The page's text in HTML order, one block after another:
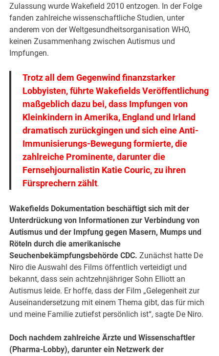
Zulassung wurde Wakefield 2010 entzogen. In der Folge
fanden zahlreiche wissenschaftliche Studien, unter
anderem von der Weltgesundheitsorganisation WHO,
keinen Zusammenhang zwischen Autismus und
Impfungen.
Trotz all dem Gegenwind finanzstarker
Lobbyisten, führte Wakefields Veröffentlichung
maßgeblich dazu bei, dass Impfungen von
Kleinkindern in Amerika, England und Irland
dramatisch zurückgingen und sich eine Anti-
Immunisierungs-Bewegung formierte, die
zahlreiche Prominente, darunter die
Fernsehjournalistin Katie Couric, zu ihren
Fürsprechern zählt.
Wakefields Dokumentation beschäftigt sich mit der
Unterdrückung von Informationen zur Verbindung von
Autismus und der Impfung gegen Masern, Mumps und
Röteln durch die amerikanische
Seuchenbekämpfungsbehörde CDC. Zunächst hatte De
Niro die Auswahl des Films öffentlich verteidigt und
bekannt, dass sein achtzehnjähriger Sohn Elliott an
Autismus leide. Er hoffe, dass der Film „Gelegenheit zur
Auseinandersetzung mit einem Thema gibt, das für mich
und meine Familie zutiefst persönlich ist“, sagte De Niro.
Doch nachdem zahlreiche Ärzte und Wissenschaftler
(Pharma-Lobby), darunter ein Netzwerk der